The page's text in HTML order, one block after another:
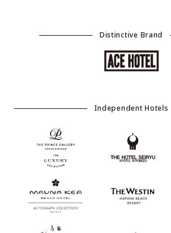
Distinctive Brand
Independent Hotels